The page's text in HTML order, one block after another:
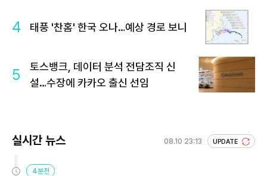
4 태풍 '찬홈' 한국 오나…예상 경로 보니
5
토스뱅크, 데이터 분석 전담조직 신
설…수장에 카카오 출신 선임
실시간 뉴스 08.10 23:13 UPDATE
4분전